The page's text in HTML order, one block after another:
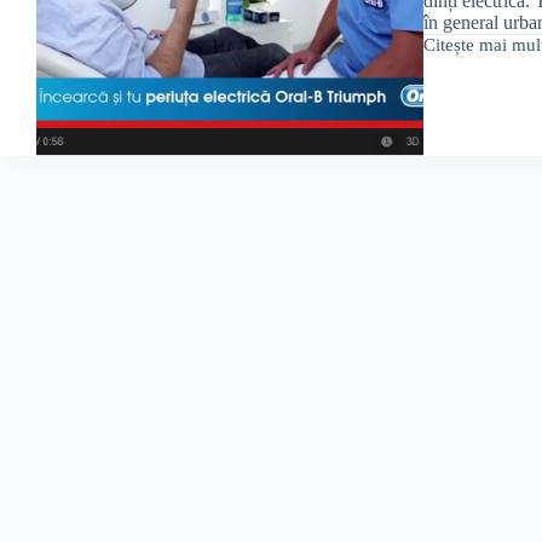
în general
Citește mai
Dobrovolschi
la
dentist,
puțin